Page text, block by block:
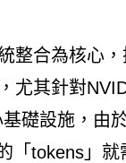
整合為核心
尤其針對
礎設施，由
「tokens」就